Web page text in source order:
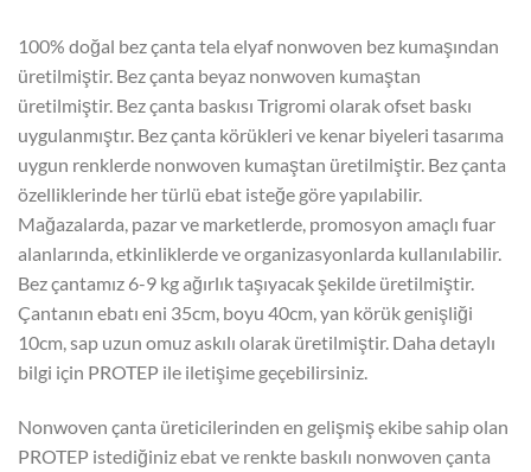
100% doğal bez çanta tela elyaf nonwoven bez kumaşından
üretilmiştir. Bez çanta beyaz nonwoven kumaştan
üretilmiştir. Bez çanta baskısı Trigromi olarak ofset baskı
uygulanmıştır. Bez çanta körükleri ve kenar biyeleri tasarıma
uygun renklerde nonwoven kumaştan üretilmiştir. Bez çanta
özelliklerinde her türlü ebat isteğe göre yapılabilir.
Mağazalarda, pazar ve marketlerde, promosyon amaçlı fuar
alanlarında, etkinliklerde ve organizasyonlarda kullanılabilir.
Bez çantamız 6-9 kg ağırlık taşıyacak şekilde üretilmiştir.
Çantanın ebatı eni 35cm, boyu 40cm, yan körük genişliği
10cm, sap uzun omuz askılı olarak üretilmiştir. Daha detaylı
bilgi için PROTEP ile iletişime geçebilirsiniz.
Nonwoven çanta üreticilerinden en gelişmiş ekibe sahip olan
PROTEP istediğiniz ebat ve renkte baskılı nonwoven çanta